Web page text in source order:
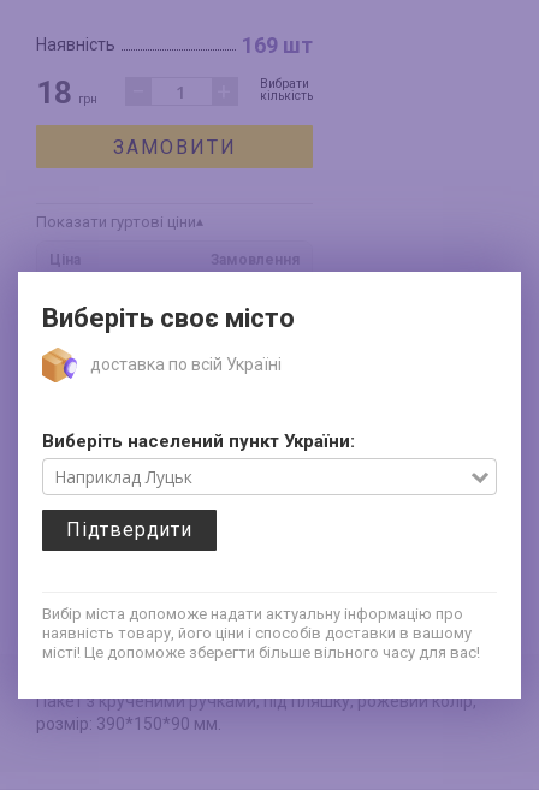
Виберіть своє місто
доставка по всій Україні
Виберіть населений пункт України:
Підтвердити
Вибір міста допоможе надати актуальну інформацію про
наявність товару, його ціни і способів доставки в вашому
місті! Це допоможе зберегти більше вільного часу для вас!
Наявність 169 шт
18 грн
Вибрати
кількість
ЗАМОВИТИ
Показати гуртові ціни
Ціна Замовлення
грн/шт.
15.3 грн/шт. від 1000 шт.
Знижки відповідно між собою не
плюсуються. Вимкнення знижки
впливає лише на ту продукцію, котра
Персональна та кількісна знижки не
сумуються. На момент купівлі товару
нараховується
Пакет з крученими ручками, під пляшку, рожевий колір,
розмір: 390*150*90 мм.